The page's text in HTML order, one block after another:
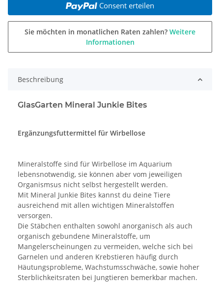
Consent erteilen
Sie möchten in monatlichen Raten zahlen? Weitere
Informationen
Beschreibung
GlasGarten Mineral Junkie Bites
Ergänzungsfuttermittel für Wirbellose
Mineralstoffe sind für Wirbellose im Aquarium
lebensnotwendig, sie können aber vom jeweiligen
Organismsus nicht selbst hergestellt werden.
Mit Mineral Junkie Bites kannst du deine Tiere
ausreichend mit allen wichtigen Mineralstoffen
versorgen.
Die Stäbchen enthalten sowohl anorganisch als auch
organisch gebundene Mineralstoffe, um
Mangelerscheinungen zu vermeiden, welche sich bei
Garnelen und anderen Krebstieren häufig durch
Häutungsprobleme, Wachstumsschwäche, sowie hoher
Sterblichkeitsraten bei Jungtieren bemerkbar machen.